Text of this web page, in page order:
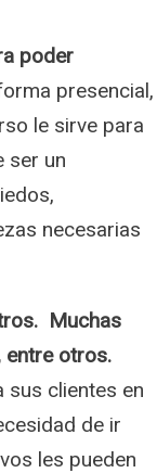
poder
presencial,
le sirve para
ser un
necesarias
Muchas
entre otros.
sus clientes en
de ir
les pueden